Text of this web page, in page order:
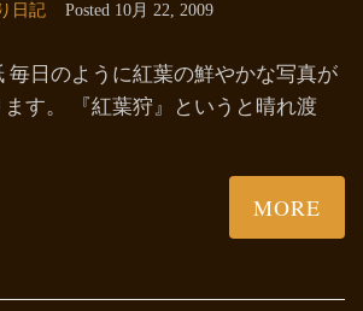
日記 Posted 10月 22, 2009
毎日のように紅葉の鮮やかな写真が
す。 『紅葉狩』というと晴れ渡
MORE